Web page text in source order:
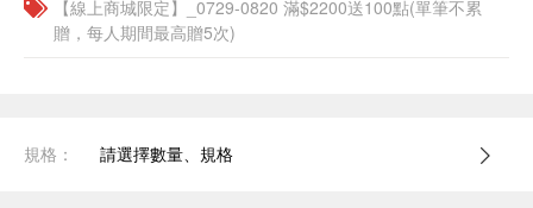
【線上商城限定】_0729-0820 滿$2200送100點(單筆不累
贈，每人期間最高贈5次)
規格： 請選擇數量、規格